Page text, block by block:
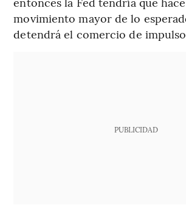
movimiento mayor de lo
detendrá el comercio de
PUBLICIDAD